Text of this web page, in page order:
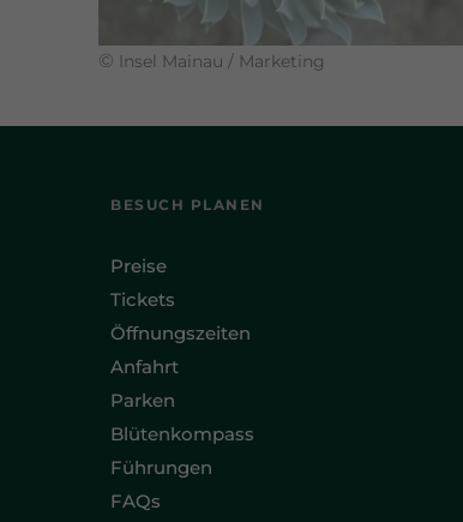
© Insel Mainau / Marketing
BESUCH PLANEN
Preise
Tickets
Öffnungszeiten
Anfahrt
Parken
Blütenkompass
Führungen
FAQs